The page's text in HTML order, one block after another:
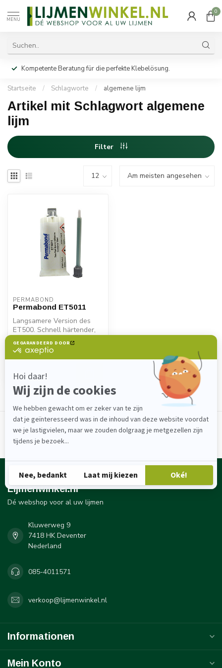
MENU
0
Kompetente Beratung für die perfekte Klebelösung.
Startseite / Schlagworte / algemene lijm
Artikel mit Schlagwort algemene
lijm
Filter
PERMABOND
Permabond ET5011
Langsamere Version des
ET500. Schnell härtender,
klarer 2K-Epoxidkleber für
Holz...
€19,10
Auf Lager
Zeige1-1von 1
Lijmenwinkel.nl
Dé webshop voor al uw lijmen
Kluwerweg 9
7418 HK Deventer
Nederland
085-4011571
verkoop@lijmenwinkel.nl
Informationen
Mein Konto